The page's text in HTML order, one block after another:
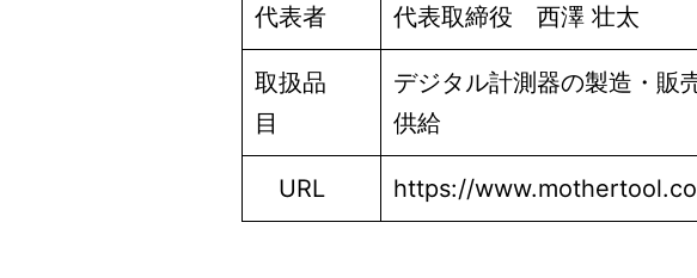
代表者 代表取締役 西澤 壮太
取扱品
目
デジタル計測器の製造・販
供給
URL https://